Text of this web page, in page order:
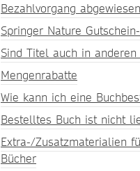
Bezahlvorgang abgewiesen
Springer Nature
Sind Titel auch in
Mengenrabatte
Wie kann ich eine
Bestelltes Buch ist nicht
Extra-/Zusatzmaterialien
Bücher